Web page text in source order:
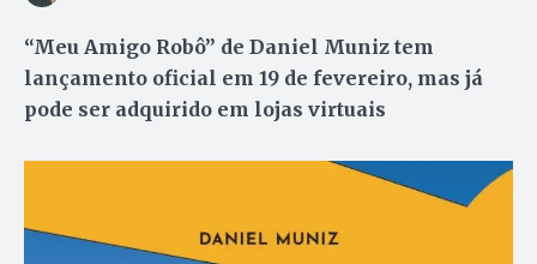
“Meu Amigo Robô” de Daniel Muniz tem
lançamento oficial em 19 de fevereiro, mas já
pode ser adquirido em lojas virtuais